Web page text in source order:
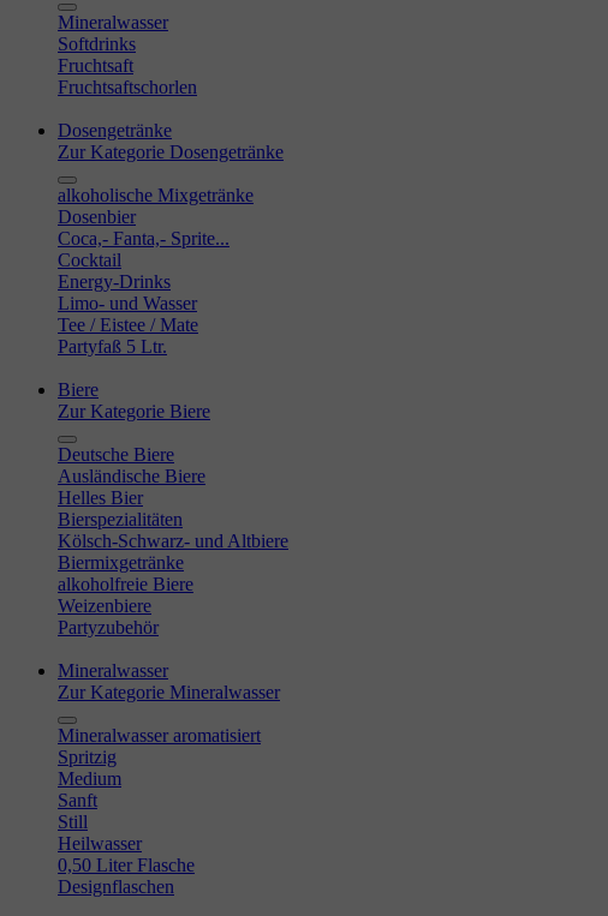
Mineralwasser
Softdrinks
Fruchtsaft
Fruchtsaftschorlen
Dosengetränke
Zur Kategorie Dosengetränke
alkoholische Mixgetränke
Dosenbier
Coca,- Fanta,- Sprite...
Cocktail
Energy-Drinks
Limo- und Wasser
Tee / Eistee / Mate
Partyfaß 5 Ltr.
Biere
Zur Kategorie Biere
Deutsche Biere
Ausländische Biere
Helles Bier
Bierspezialitäten
Kölsch-Schwarz- und Altbiere
Biermixgetränke
alkoholfreie Biere
Weizenbiere
Partyzubehör
Mineralwasser
Zur Kategorie Mineralwasser
Mineralwasser aromatisiert
Spritzig
Medium
Sanft
Still
Heilwasser
0,50 Liter Flasche
Designflaschen